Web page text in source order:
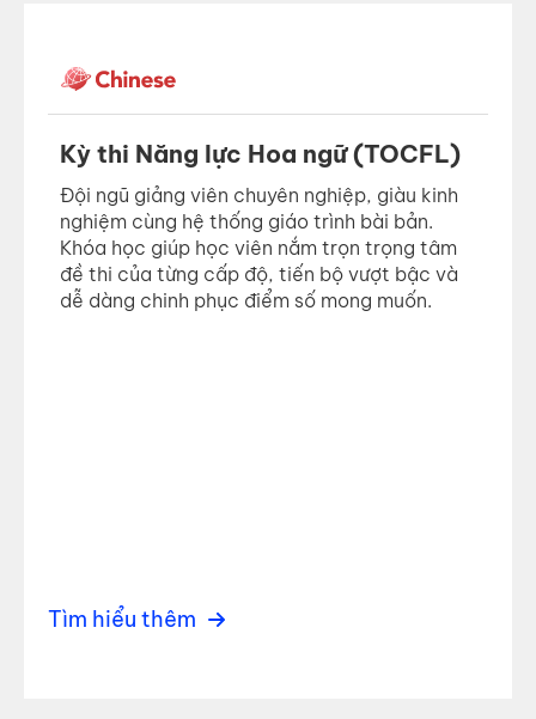
Kỳ thi Năng lực Hoa ngữ (TOCFL)
Đội ngũ giảng viên chuyên nghiệp, giàu kinh
nghiệm cùng hệ thống giáo trình bài bản.
Khóa học giúp học viên nắm trọn trọng tâm
đề thi của từng cấp độ, tiến bộ vượt bậc và
dễ dàng chinh phục điểm số mong muốn.
Tìm hiểu thêm